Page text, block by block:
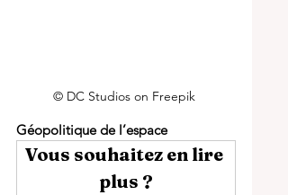
© DC Studios on Freepik
Géopolitique de l’espace
Vous souhaitez en lire
plus ?